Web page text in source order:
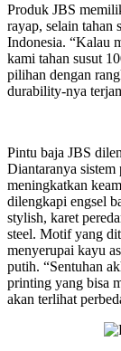
Produk JBS
rayap, selain tahan
Indonesia. “Kalau
kami tahan susut
pilihan dengan
durability-nya
Pintu baja JBS
Diantaranya
meningkatkan
dilengkapi engsel
stylish, karet
steel. Motif yang
menyerupai kayu
putih. “Sentuhan
printing yang bisa
akan terlihat